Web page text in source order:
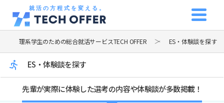
就活の方程式を変える。
理系学生のための総合就活サービスTECH OFFER ES・体験談を探す
ES・体験談を探す
先輩が実際に体験した選考の内容や体験談が多数掲載！